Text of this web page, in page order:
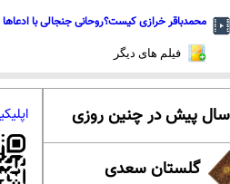
محمدباقر خرازی کیست؟روحانی جنجالی با
فیلم های دیگر
گلستان سعدی